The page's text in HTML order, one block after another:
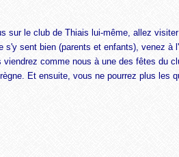
sur le club de Thiais lui-même, allez
s'y sent bien (parents et enfants), venez à
viendrez comme nous à une des fêtes du
Et ensuite, vous ne pourrez plus les